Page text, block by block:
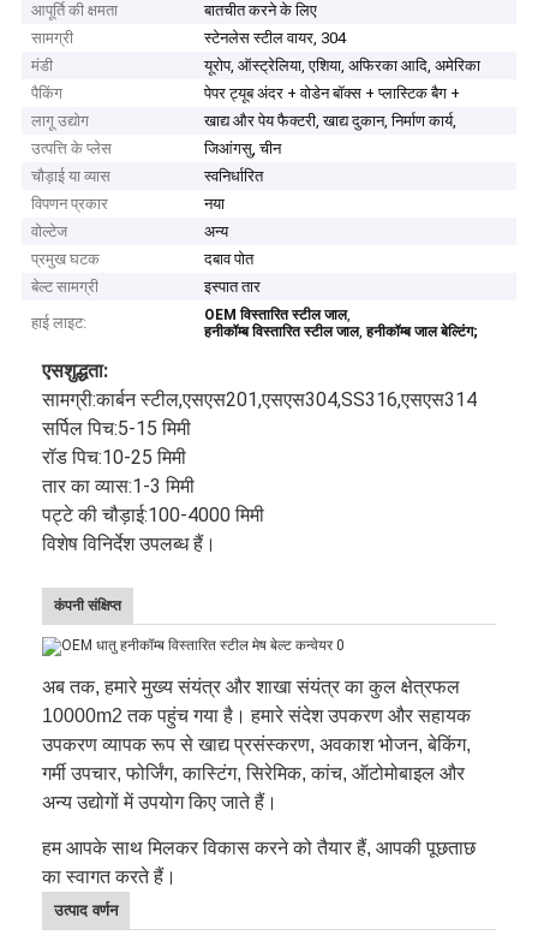
आपूर्ति की क्षमता
बातचीत करने के लिए
सामग्री
स्टेनलेस स्टील वायर, 304
मंडी
यूरोप, ऑस्ट्रेलिया, एशिया, अफिरका आदि, अमेरिका
पैकिंग
पेपर ट्यूब अंदर + वोडेन बॉक्स + प्लास्टिक बैग +
लागू उद्योग
खाद्य और पेय फैक्टरी, खाद्य दुकान, निर्माण कार्य,
उत्पत्ति के प्लेस
जिआंगसु, चीन
चौड़ाई या व्यास
स्वनिर्धारित
विपणन प्रकार
नया
वोल्टेज
अन्य
प्रमुख घटक
दबाव पोत
बेल्ट सामग्री
इस्पात तार
हाई लाइट:
OEM विस्तारित स्टील जाल,
हनीकॉम्ब विस्तारित स्टील जाल,हनीकॉम्ब जाल बेल्टिंग;
एसशुद्धता:
सामग्री:कार्बन स्टील,एसएस201,एसएस304,SS316,एसएस314
सर्पिल पिच:5-15 मिमी
रॉड पिच:10-25 मिमी
तार का व्यास:1-3 मिमी
पट्टे की चौड़ाई:100-4000 मिमी
विशेष विनिर्देश उपलब्ध हैं।
कंपनी संक्षिप्त
अब तक, हमारे मुख्य संयंत्र और शाखा संयंत्र का कुल क्षेत्रफल
10000m2 तक पहुंच गया है। हमारे संदेश उपकरण और सहायक
उपकरण व्यापक रूप से खाद्य प्रसंस्करण, अवकाश भोजन, बेकिंग,
गर्मी उपचार, फोर्जिंग, कास्टिंग, सिरेमिक, कांच, ऑटोमोबाइल और
अन्य उद्योगों में उपयोग किए जाते हैं।
हम आपके साथ मिलकर विकास करने को तैयार हैं, आपकी पूछताछ
का स्वागत करते हैं।
उत्पाद वर्णन